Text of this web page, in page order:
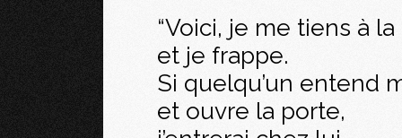
“Voici, je me tiens à
et je frappe.
Si quelqu’un entend
et ouvre la porte,